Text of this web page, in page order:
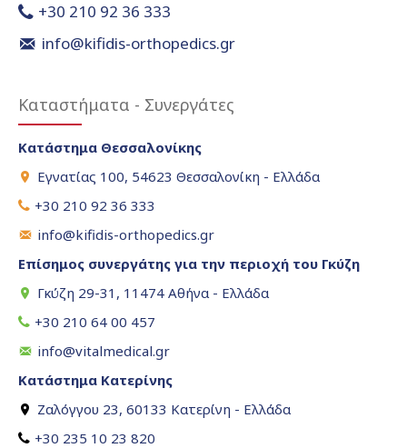
+30 210 92 36 333
info@kifidis-orthopedics.gr
Καταστήματα - Συνεργάτες
Κατάστημα Θεσσαλονίκης
Εγνατίας 100, 54623 Θεσσαλονίκη - Ελλάδα
+30 210 92 36 333
info@kifidis-orthopedics.gr
Επίσημος συνεργάτης για την περιοχή του Γκύζη
Γκύζη 29-31, 11474 Αθήνα - Ελλάδα
+30 210 64 00 457
info@vitalmedical.gr
Κατάστημα Κατερίνης
Ζαλόγγου 23, 60133 Κατερίνη - Ελλάδα
+30 235 10 23 820